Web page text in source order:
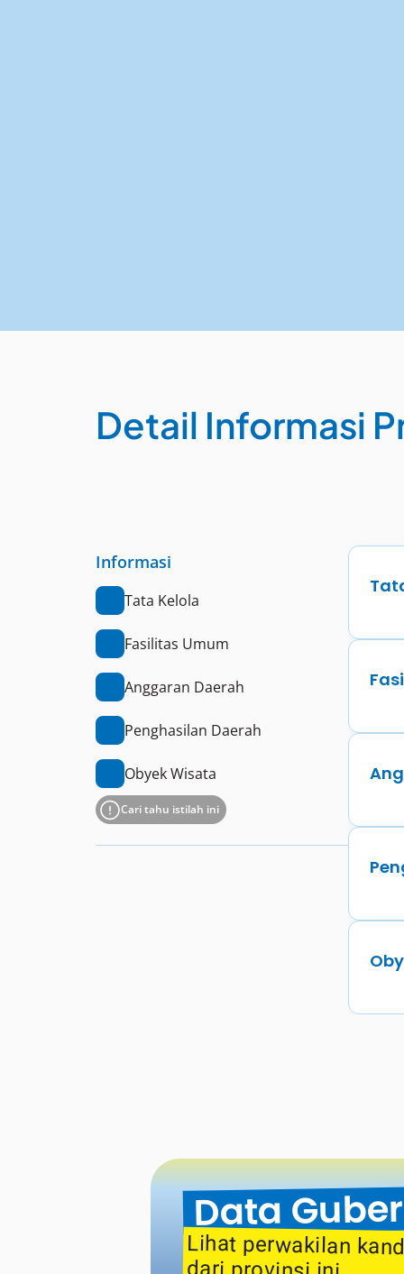
Detail Informasi
Informasi
Tata Kelola
Fasilitas Umum
Anggaran Daerah
Penghasilan Daerah
Obyek Wisata
Cari tahu istilah ini
Data